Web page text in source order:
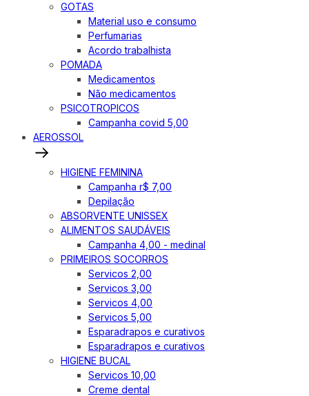
GOTAS
Material uso e consumo
Perfumarias
Acordo trabalhista
POMADA
Medicamentos
Não medicamentos
PSICOTROPICOS
Campanha covid 5,00
AEROSSOL
HIGIENE FEMININA
Campanha r$ 7,00
Depilação
ABSORVENTE UNISSEX
ALIMENTOS SAUDÁVEIS
Campanha 4,00 - medinal
PRIMEIROS SOCORROS
Servicos 2,00
Servicos 3,00
Servicos 4,00
Servicos 5,00
Esparadrapos e curativos
Esparadrapos e curativos
HIGIENE BUCAL
Servicos 10,00
Creme dental